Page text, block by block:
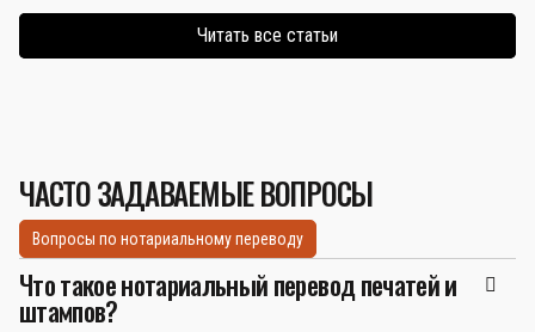
Читать все статьи
ЧАСТО ЗАДАВАЕМЫЕ ВОПРОСЫ
Вопросы по нотариальному переводу
Что такое нотариальный перевод печатей и
штампов?